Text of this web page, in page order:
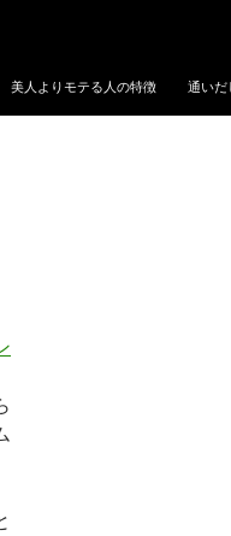
美人よりモテる人の特徴 通いだ